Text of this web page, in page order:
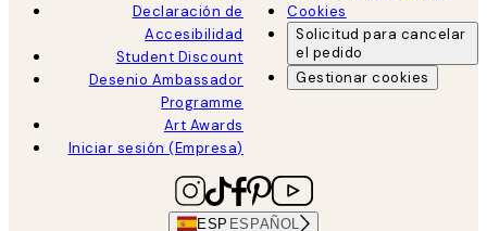
Declaración de
Accesibilidad
Student Discount
Desenio Ambassador
Programme
Art Awards
Iniciar sesión (Empresa)
Cookies
Solicitud para cancelar
el pedido
Gestionar cookies
ESP ESPAÑOL